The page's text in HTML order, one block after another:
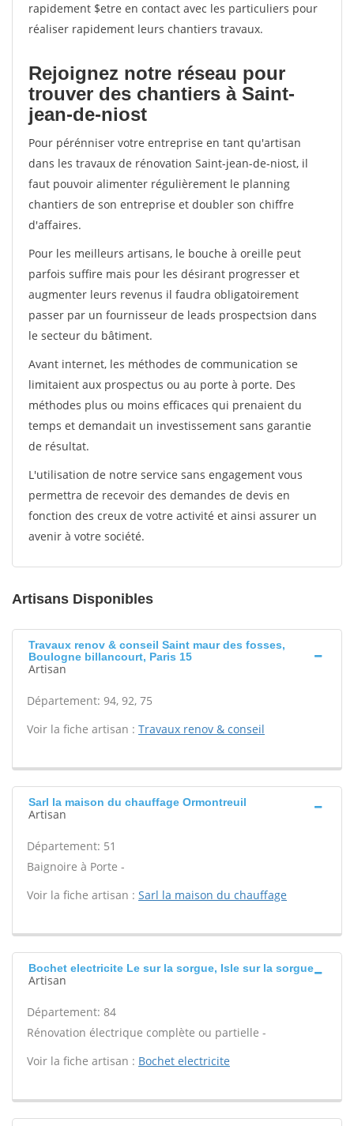
rapidement $etre en contact avec les particuliers pour
réaliser rapidement leurs chantiers travaux.
Rejoignez notre réseau pour
trouver des chantiers à Saint-
jean-de-niost
Pour pérénniser votre entreprise en tant qu'artisan
dans les travaux de rénovation Saint-jean-de-niost, il
faut pouvoir alimenter régulièrement le planning
chantiers de son entreprise et doubler son chiffre
d'affaires.
Pour les meilleurs artisans, le bouche à oreille peut
parfois suffire mais pour les désirant progresser et
augmenter leurs revenus il faudra obligatoirement
passer par un fournisseur de leads prospectsion dans
le secteur du bâtiment.
Avant internet, les méthodes de communication se
limitaient aux prospectus ou au porte à porte. Des
méthodes plus ou moins efficaces qui prenaient du
temps et demandait un investissement sans garantie
de résultat.
L'utilisation de notre service sans engagement vous
permettra de recevoir des demandes de devis en
fonction des creux de votre activité et ainsi assurer un
avenir à votre société.
Artisans Disponibles
Travaux renov & conseil Saint maur des fosses,
Boulogne billancourt, Paris 15
Artisan
Département: 94, 92, 75
Voir la fiche artisan : Travaux renov & conseil
Sarl la maison du chauffage Ormontreuil
Artisan
Département: 51
Baignoire à Porte -
Voir la fiche artisan : Sarl la maison du chauffage
Bochet electricite Le sur la sorgue, Isle sur la sorgue
Artisan
Département: 84
Rénovation électrique complète ou partielle -
Voir la fiche artisan : Bochet electricite